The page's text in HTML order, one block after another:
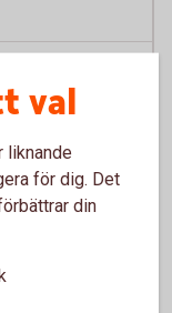
inte i
val
liknande
för dig. Det
din